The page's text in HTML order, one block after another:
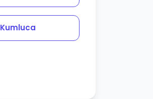
Kumluca